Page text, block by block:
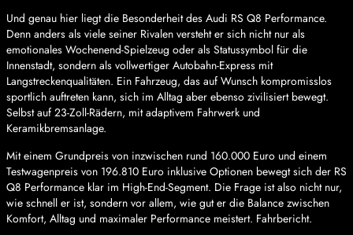
Und genau hier liegt die Besonderheit des Audi RS Q8 Performance.
Denn anders als viele seiner Rivalen versteht er sich nicht nur als
emotionales Wochenend-Spielzeug oder als Statussymbol für die
Innenstadt, sondern als vollwertiger Autobahn-Express mit
Langstreckenqualitäten. Ein Fahrzeug, das auf Wunsch kompromisslos
sportlich auftreten kann, sich im Alltag aber ebenso zivilisiert bewegt.
Selbst auf 23-Zoll-Rädern, mit adaptivem Fahrwerk und
Keramikbremsanlage.
Mit einem Grundpreis von inzwischen rund 160.000 Euro und einem
Testwagenpreis von 196.810 Euro inklusive Optionen bewegt sich der RS
Q8 Performance klar im High-End-Segment. Die Frage ist also nicht nur,
wie schnell er ist, sondern vor allem, wie gut er die Balance zwischen
Komfort, Alltag und maximaler Performance meistert. Fahrbericht.